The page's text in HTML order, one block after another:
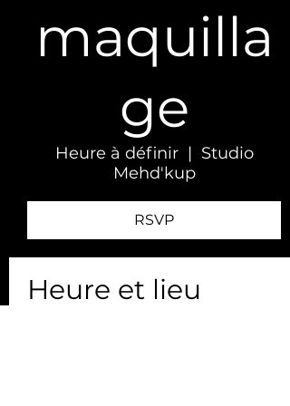
maquilla
ge
Heure à définir
  |
Studio
Mehd'kup
RSVP
Heure et lieu